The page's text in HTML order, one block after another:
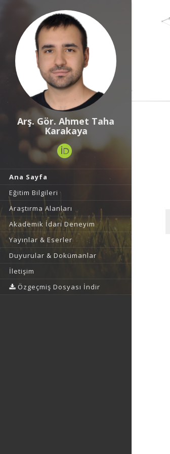
Arş. Gör. Ahmet Taha
Karakaya
Ana Sayfa
Eğitim Bilgileri
Araştırma Alanları
Akademik İdari Deneyim
Yayınlar & Eserler
Duyurular & Dokümanlar
İletişim
Özgeçmiş Dosyası İndir